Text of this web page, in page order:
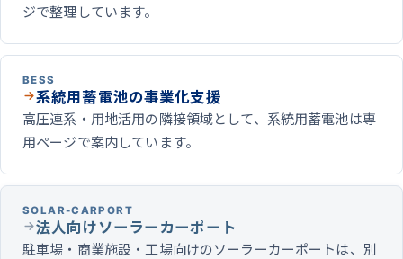
ジで整理しています。
BESS
系統用蓄電池の事業化支援
高圧連系・用地活用の隣接領域として、系統用蓄電池は専
用ページで案内しています。
SOLAR-CARPORT
法人向けソーラーカーポート
駐車場・商業施設・工場向けのソーラーカーポートは、別